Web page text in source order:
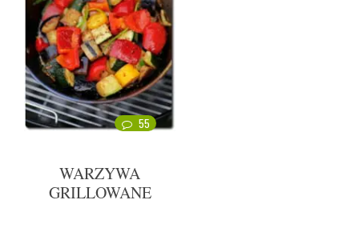
55
WARZYWA
GRILLOWANE